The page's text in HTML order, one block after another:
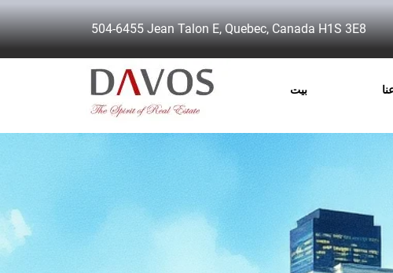
504-6455 Jean Talon E, Quebec, Canada H1S 3E8
بيت